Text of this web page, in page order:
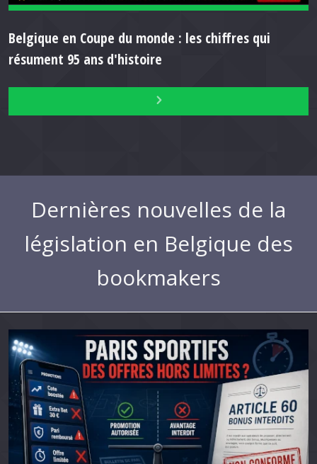
Belgique en Coupe du monde : les chiffres qui
résument 95 ans d'histoire
Dernières nouvelles de la
législation en Belgique des
bookmakers